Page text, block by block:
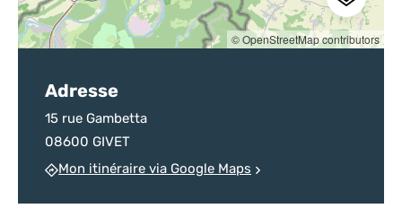
© OpenStreetMap contributors
Adresse
15 rue Gambetta
08600 GIVET
Mon itinéraire via Google Maps